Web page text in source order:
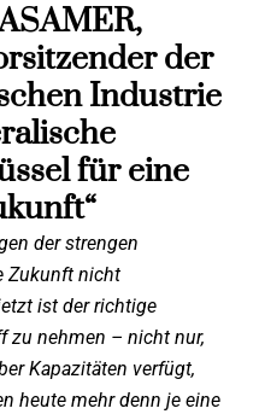
der
Industrie
für eine
der strengen
Zukunft nicht
ist der richtige
zu nehmen – nicht nur,
Kapazitäten verfügt,
heute mehr denn je eine